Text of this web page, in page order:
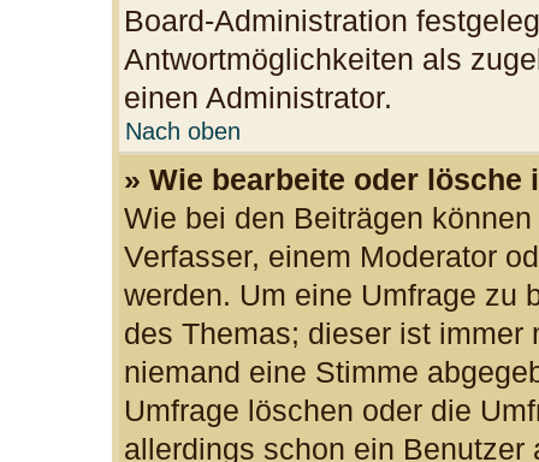
Board-Administration
Antwortmöglichkeiten als
einen Administrator.
Nach oben
» Wie bearbeite oder lösche
Wie bei den Beiträgen
Verfasser, einem Moderator
werden. Um eine Umfrage zu
des Themas; dieser ist immer
niemand eine Stimme
Umfrage löschen oder die
allerdings schon ein